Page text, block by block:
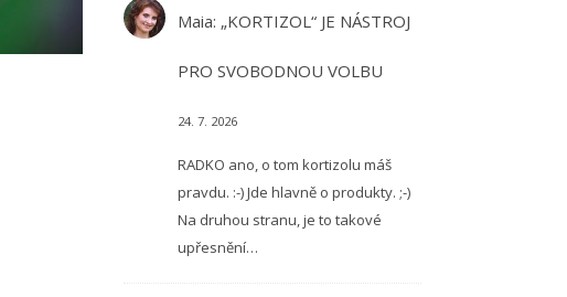
Maia: „KORTIZOL“ JE NÁSTROJ
PRO SVOBODNOU VOLBU
24. 7. 2026
RADKO ano, o tom kortizolu máš
pravdu. :-) Jde hlavně o produkty. ;-)
Na druhou stranu, je to takové
upřesnění…